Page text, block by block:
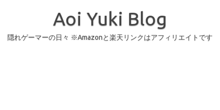
Aoi Yuki Blog
隠れゲーマーの日々 ※Amazonと楽天リンクはアフィリエイトです